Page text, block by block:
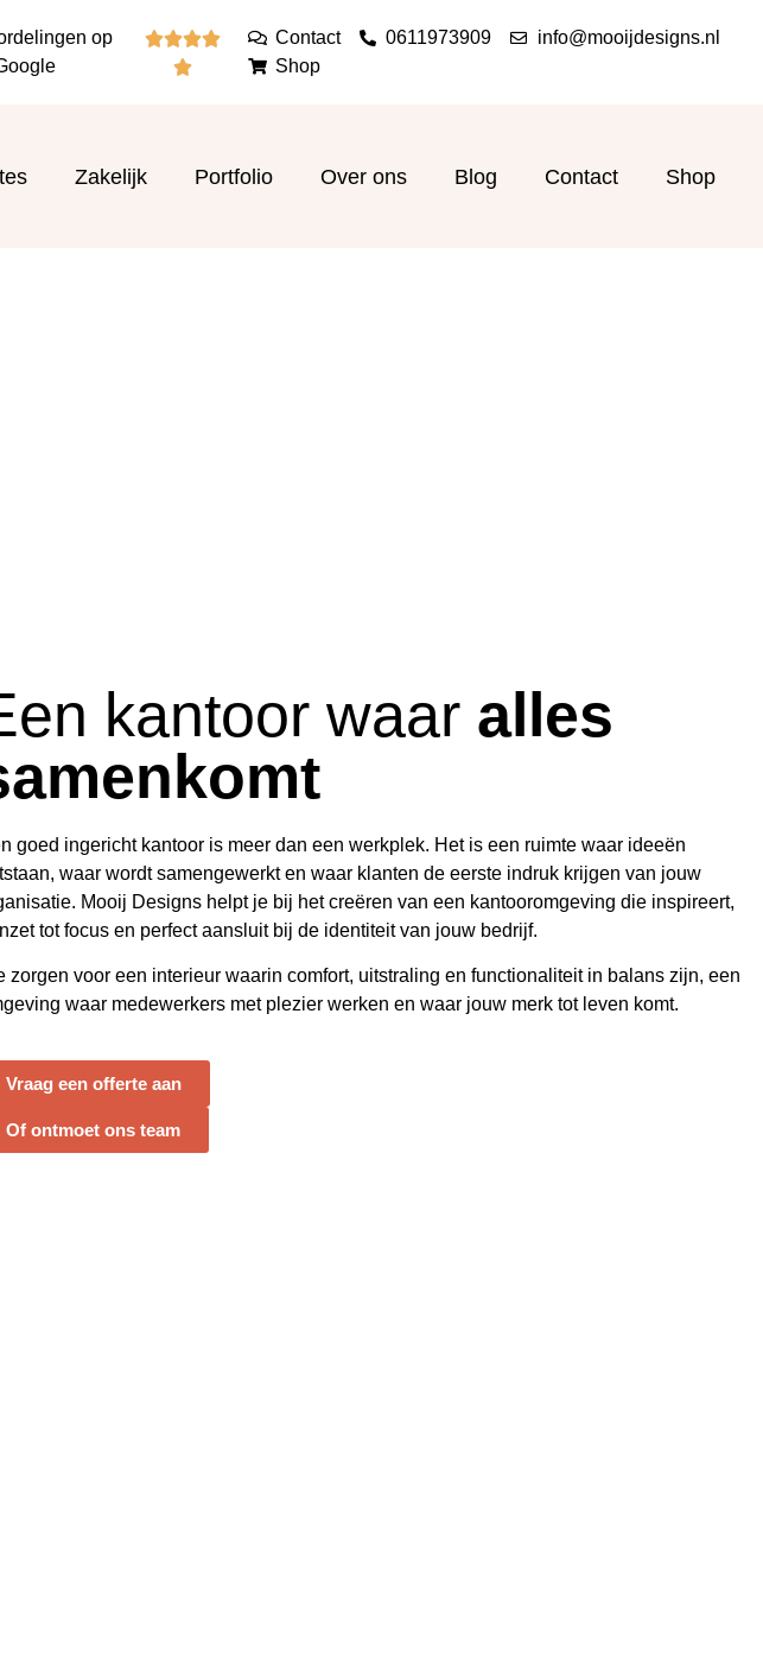
op


Contact 0611973909
info@mooijdesigns.nl
Shop
Zakelijk Portfolio Over ons Blog Contact Shop
kantoor waar alles
goed ingericht kantoor is meer dan een werkplek. Het is een ruimte waar ideeën
waar wordt samengewerkt en waar klanten de eerste indruk krijgen van jouw
Mooij Designs helpt je bij het creëren van een kantooromgeving die inspireert,
tot focus en perfect aansluit bij de identiteit van jouw bedrijf.
zorgen voor een interieur waarin comfort, uitstraling en functionaliteit in balans zijn, een
waar medewerkers met plezier werken en waar jouw merk tot leven komt.
Vraag een offerte aan
Of ontmoet ons team